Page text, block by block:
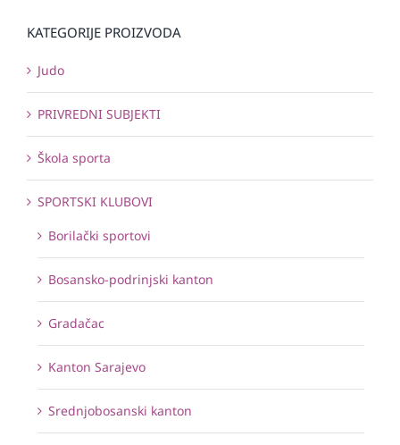
KATEGORIJE PROIZVODA
Judo
PRIVREDNI SUBJEKTI
Škola sporta
SPORTSKI KLUBOVI
Borilački sportovi
Bosansko-podrinjski kanton
Gradačac
Kanton Sarajevo
Srednjobosanski kanton